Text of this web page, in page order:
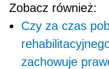
Zobacz również:
Czy za czas
zachowuje